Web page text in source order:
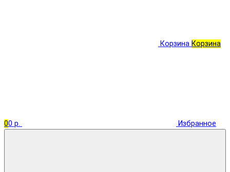
Корзина Корзина
00 р. Избранное